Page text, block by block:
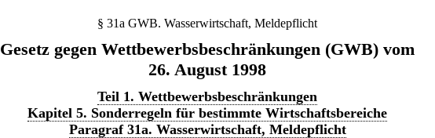
§ 31a GWB. Wasserwirtschaft, Meldepflicht
Gesetz gegen Wettbewerbsbeschränkungen (GWB) vom
26. August 1998
Teil 1. Wettbewerbsbeschränkungen
Kapitel 5. Sonderregeln für bestimmte Wirtschaftsbereiche
Paragraf 31a. Wasserwirtschaft, Meldepflicht